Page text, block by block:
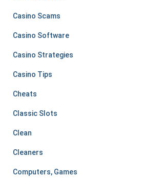
Casino Scams
Casino Software
Casino Strategies
Casino Tips
Cheats
Classic Slots
Clean
Cleaners
Computers, Games